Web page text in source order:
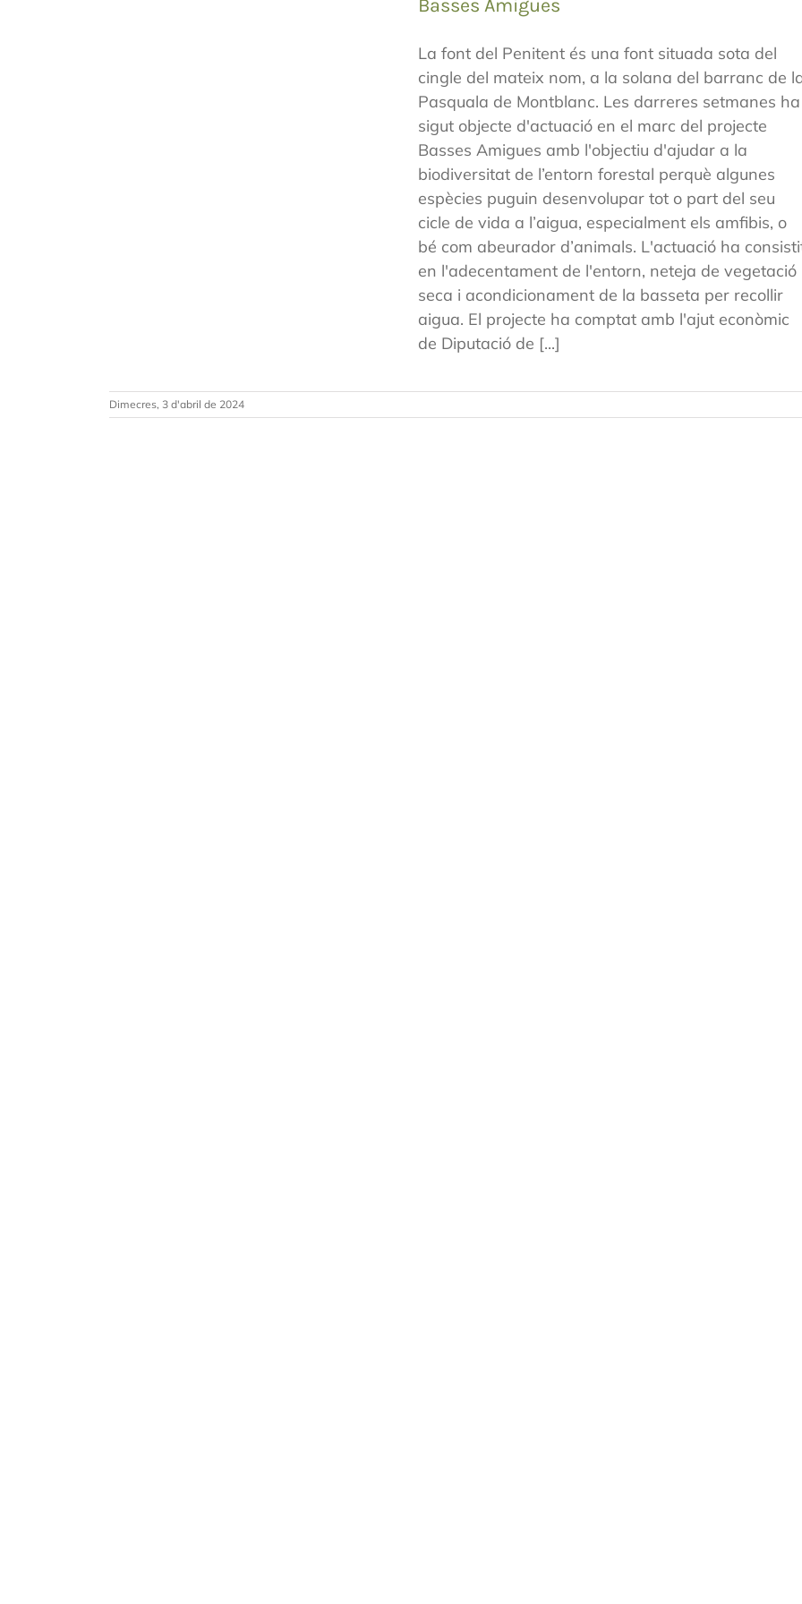
Basses Amigues
La font del Penitent és una font situada sota del
cingle del mateix nom, a la solana del barranc de
Pasquala de Montblanc. Les darreres setmanes ha
sigut objecte d'actuació en el marc del projecte
Basses Amigues amb l'objectiu d'ajudar a la
biodiversitat de l’entorn forestal perquè algunes
espècies puguin desenvolupar tot o part del seu
cicle de vida a l’aigua, especialment els amfibis, o
bé com abeurador d’animals. L'actuació ha
en l'adecentament de l'entorn, neteja de vegetació
seca i acondicionament de la basseta per recollir
aigua. El projecte ha comptat amb l'ajut econòmic
de Diputació de [...]
Dimecres, 3 d'abril de 2024